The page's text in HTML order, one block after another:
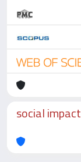
social impact